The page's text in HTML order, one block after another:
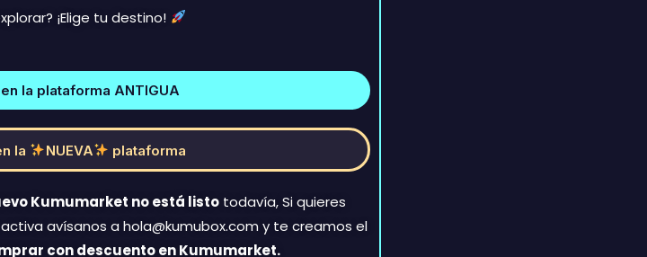
¡Elige tu destino!
la plataforma ANTIGUA
la NUEVA plataforma
Kumumarket no está listo todavía, Si quieres
avísanos a hola@kumubox.com y te creamos el
con descuento en Kumumarket.